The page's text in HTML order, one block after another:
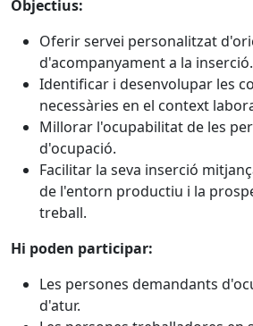
Objectius:
Oferir servei personalitzat
d'acompanyament a la inserció.
Identificar i desenvolupar les
necessàries en el context
Millorar l'ocupabilitat de les
d'ocupació.
Facilitar la seva inserció
de l'entorn productiu i la
treball.
Hi poden participar:
Les persones demandants
d'atur.